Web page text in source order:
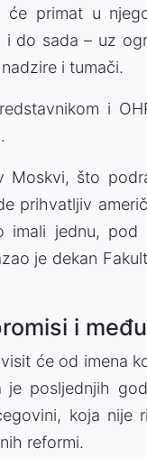
primat u
i do sada – uz
i tumači.
i
Moskvi, što
prihvatljiv
imali jednu, pod
je dekan
i
će od imena
je posljednjih
koja nije
reformi.